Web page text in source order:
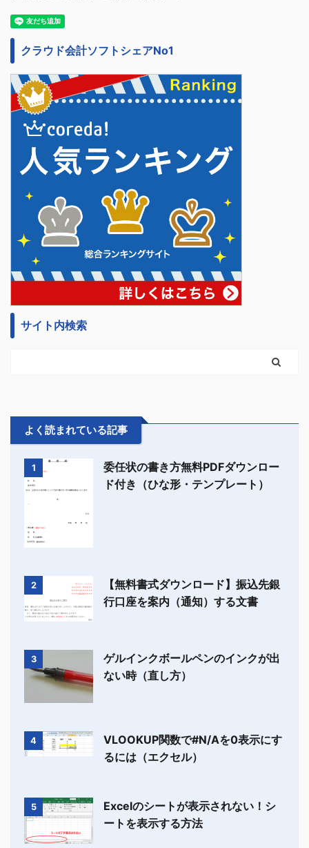
クラウド会計ソフトシェアNo1
サイト内検索
よく読まれている記事
1
委任状の書き方無料PDFダウンロー
ド付き（ひな形・テンプレート）
2
【無料書式ダウンロード】振込先銀
行口座を案内（通知）する文書
3
ゲルインクボールペンのインクが出
ない時（直し方）
4
VLOOKUP関数で#N/Aを0表示にす
るには（エクセル）
5
Excelのシートが表示されない！シ
ートを表示する方法